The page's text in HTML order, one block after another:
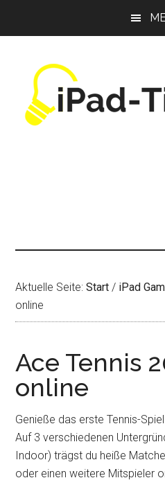
Aktuelle Seite:Start / iPad
online
Ace Tennis
online
Genieße das erste Tennis-
Auf 3 verschiedenen
Indoor) trägst du heiße
oder einen weitere Mitspieler